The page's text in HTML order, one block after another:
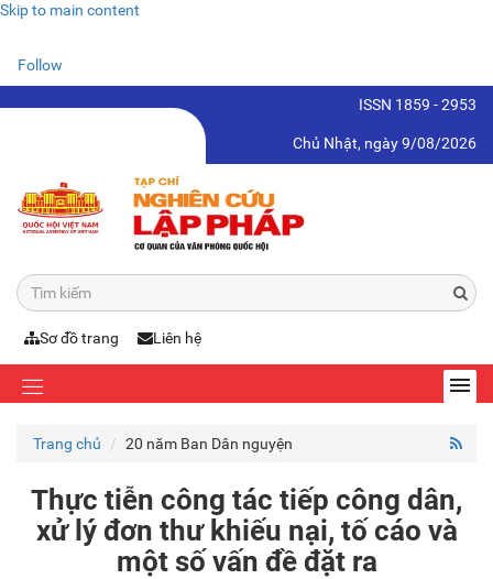
Skip to main content
Follow
ISSN 1859 - 2953
Chủ Nhật, ngày 9/08/2026
Sơ đồ trang Liên hệ
Trang chủ 20 năm Ban Dân nguyện
Thực tiễn công tác tiếp công dân,
xử lý đơn thư khiếu nại, tố cáo và
một số vấn đề đặt ra